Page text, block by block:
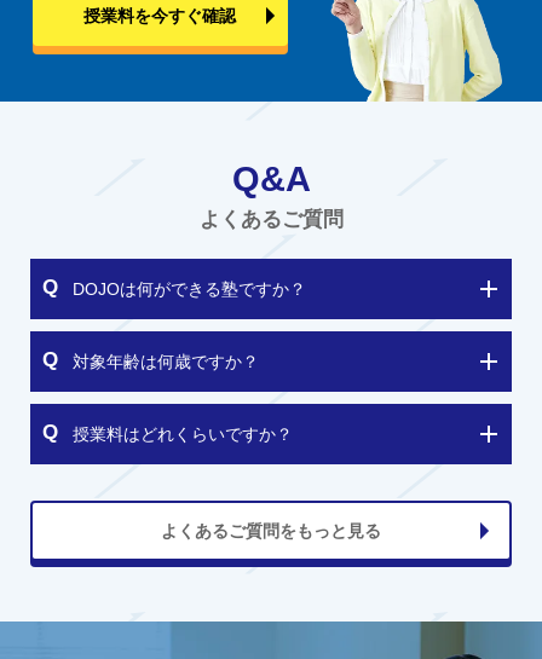
授業料を今すぐ確認
Q&A
よくあるご質問
DOJOは何ができる塾ですか？
対象年齢は何歳ですか？
授業料はどれくらいですか？
よくあるご質問をもっと見る